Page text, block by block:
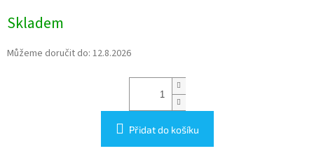
cena:
Skladem
Můžeme doručit do: 12.8.2026
Přidat do košíku